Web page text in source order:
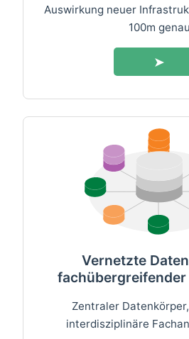
Auswirkung neuer
100m genau
➤
Vernetzte
Zentraler
interdisziplinäre